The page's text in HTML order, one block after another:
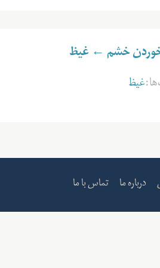
خوردن خشم ← غیظ
غیظ
درباره ما تماس با ما